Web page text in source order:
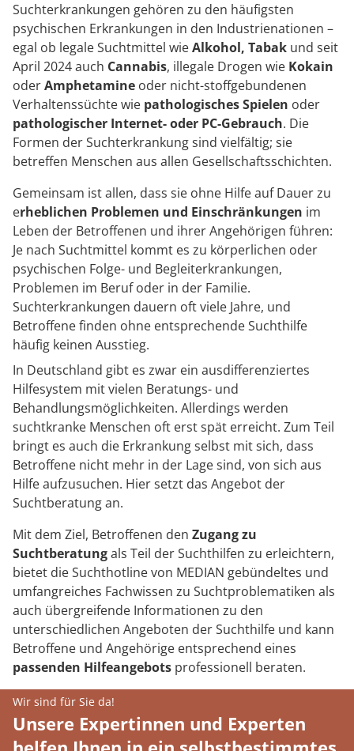
Suchterkrankungen gehören zu den häufigsten
psychischen Erkrankungen in den Industrienationen –
egal ob legale Suchtmittel wieAlkohol, Tabak und seit
April 2024 auch Cannabis, illegale Drogen wie Kokain
oderAmphetamine oder nicht-stoffgebundenen
Verhaltenssüchte wie pathologisches Spielen oder
pathologischer Internet- oder PC-Gebrauch. Die
Formen der Suchterkrankung sind vielfältig; sie
betreffen Menschen aus allen Gesellschaftsschichten.
Gemeinsam ist allen, dass sie ohne Hilfe auf Dauer zu
erheblichen Problemen und Einschränkungen im
Leben der Betroffenen und ihrer Angehörigen führen:
Je nach Suchtmittel kommt es zu körperlichen oder
psychischen Folge- und Begleiterkrankungen,
Problemen im Beruf oder in der Familie.
Suchterkrankungen dauern oft viele Jahre, und
Betroffene finden ohne entsprechende Suchthilfe
häufig keinen Ausstieg.
In Deutschland gibt es zwar ein ausdifferenziertes
Hilfesystem mit vielen Beratungs- und
Behandlungsmöglichkeiten. Allerdings werden
suchtkranke Menschen oft erst spät erreicht. Zum Teil
bringt es auch die Erkrankung selbst mit sich, dass
Betroffene nicht mehr in der Lage sind, von sich aus
Hilfe aufzusuchen. Hier setzt das Angebot der
Suchtberatung an.
Mit dem Ziel, Betroffenen den Zugang zu
Suchtberatungals Teil der Suchthilfen zu erleichtern,
bietet die Suchthotline von MEDIAN gebündeltes und
umfangreiches Fachwissen zu Suchtproblematiken als
auch übergreifende Informationen zu den
unterschiedlichen Angeboten der Suchthilfe und kann
Betroffene und Angehörige entsprechend eines
passenden Hilfeangebots professionell beraten.
Wir sind für Sie da!
Unsere Expertinnen und Experten